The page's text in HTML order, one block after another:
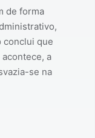
de forma
conclui que
a
se na